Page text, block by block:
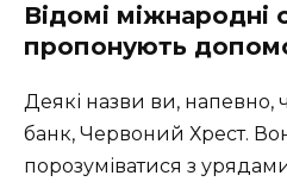
Відомі міжнародні
пропонують
Деякі назви ви, напевно,
банк, Червоний Хрест.
порозуміватися з